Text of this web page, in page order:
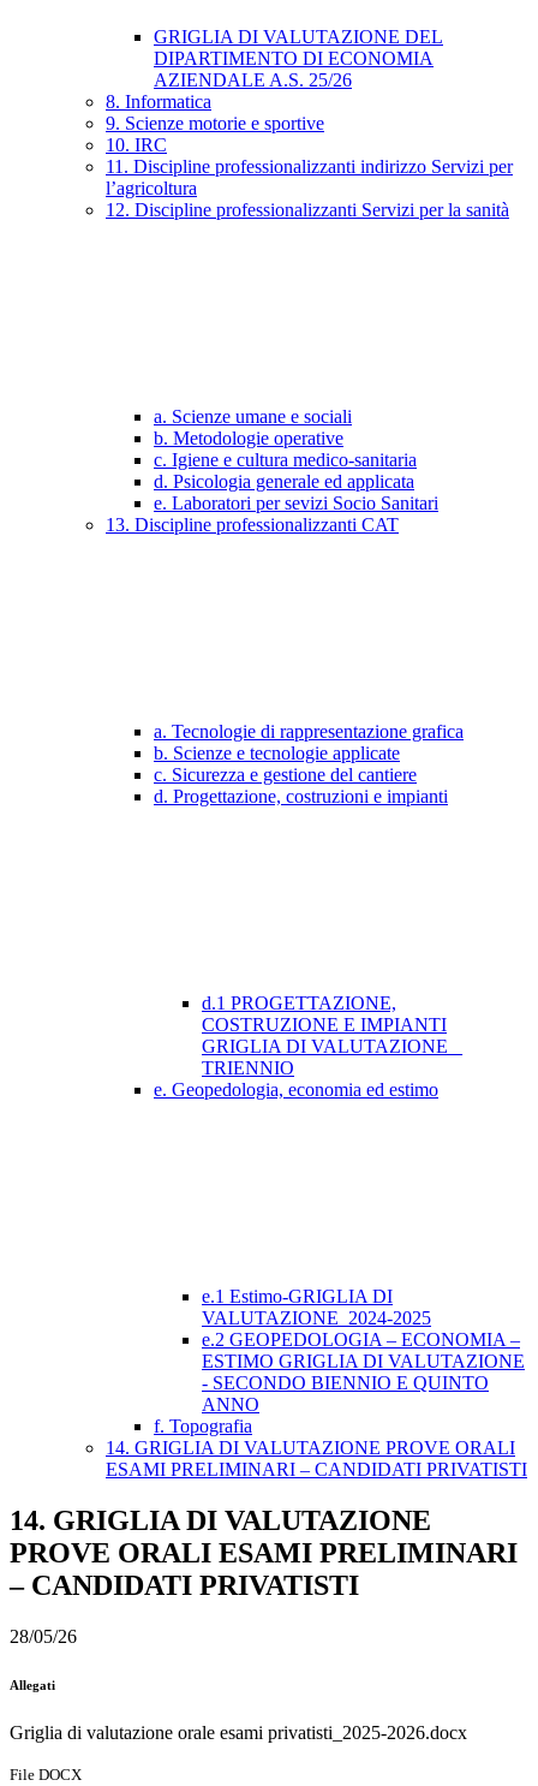
GRIGLIA DI VALUTAZIONE DEL
DIPARTIMENTO DI ECONOMIA
AZIENDALE A.S. 25/26
8. Informatica
9. Scienze motorie e sportive
10. IRC
11. Discipline professionalizzanti indirizzo Servizi per
l’agricoltura
12. Discipline professionalizzanti Servizi per la sanità
a. Scienze umane e sociali
b. Metodologie operative
c. Igiene e cultura medico-sanitaria
d. Psicologia generale ed applicata
e. Laboratori per sevizi Socio Sanitari
13. Discipline professionalizzanti CAT
a. Tecnologie di rappresentazione grafica
b. Scienze e tecnologie applicate
c. Sicurezza e gestione del cantiere
d. Progettazione, costruzioni e impianti
d.1 PROGETTAZIONE,
COSTRUZIONE E IMPIANTI
GRIGLIA DI VALUTAZIONE _
TRIENNIO
e. Geopedologia, economia ed estimo
e.1 Estimo-GRIGLIA DI
VALUTAZIONE_2024-2025
e.2 GEOPEDOLOGIA – ECONOMIA –
ESTIMO GRIGLIA DI VALUTAZIONE
- SECONDO BIENNIO E QUINTO
ANNO
f. Topografia
14. GRIGLIA DI VALUTAZIONE PROVE ORALI
ESAMI PRELIMINARI – CANDIDATI PRIVATISTI
14. GRIGLIA DI VALUTAZIONE
PROVE ORALI ESAMI PRELIMINARI
– CANDIDATI PRIVATISTI
28/05/26
Allegati
Griglia di valutazione orale esami privatisti_2025-2026.docx
File DOCX